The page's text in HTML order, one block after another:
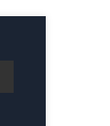
auf dem Merkzettel